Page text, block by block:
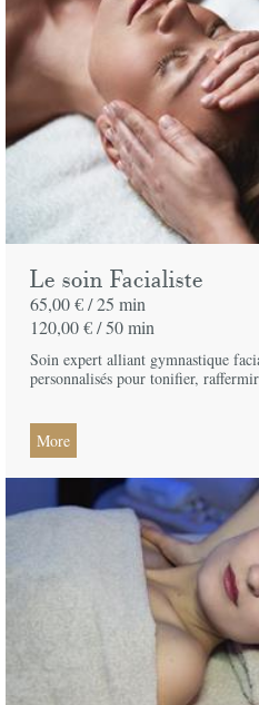
Le soin Facialiste
65,00 € /25 min
120,00 € /50 min
Soin expert alliant gymnastique
personnalisés pour tonifier,
More